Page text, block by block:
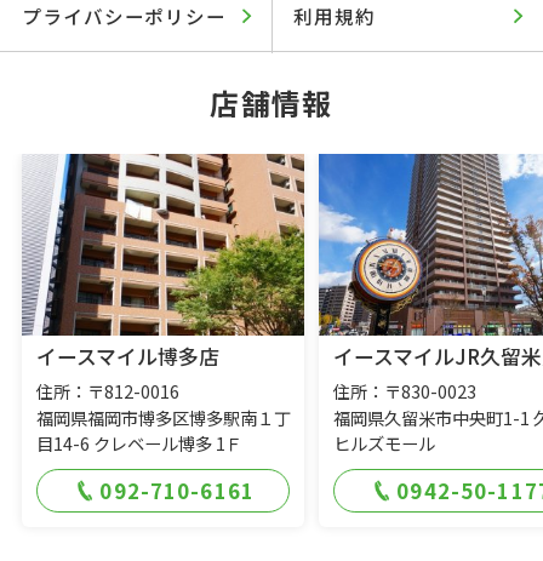
プライバシーポリシー 利用規約
店舗情報
イースマイル博多店
住所：〒812-0016
福岡県福岡市博多区博多駅南１丁
目14-6 クレベール博多 1Ｆ
092-710-6161
イースマイルJR久留
住所：〒830-0023
福岡県久留米市中央町1-1
ヒルズモール
0942-50-